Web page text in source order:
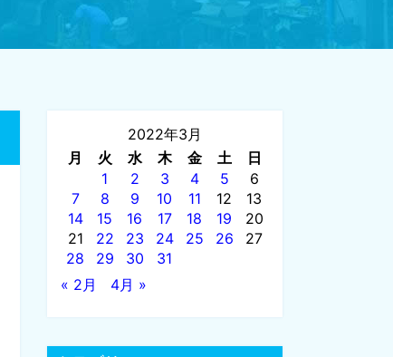
2022年3月
月
火 水 木 金 土
日
1
2 3 4 5
6
7
8 9 10 11 12
13
14
15 16 17 18 19
20
21
22 23 24 25 26
27
28
29 30
31
« 2月
4月 »